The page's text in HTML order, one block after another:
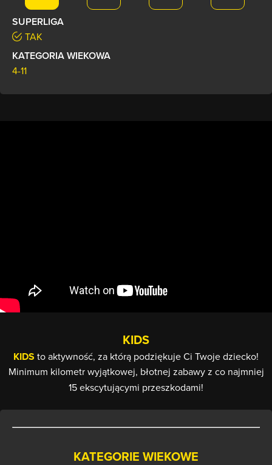
SUPERLIGA
TAK
KATEGORIA WIEKOWA
4-11
KIDS
KIDS to aktywność, za którą podziękuje Ci Twoje dziecko!
Minimum kilometr wyjątkowej, błotnej zabawy z co najmniej
15 ekscytującymi przeszkodami!
KATEGORIE WIEKOWE